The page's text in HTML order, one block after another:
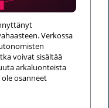
Verkossa
voivat sisältää
arkaluonteista
osanneet